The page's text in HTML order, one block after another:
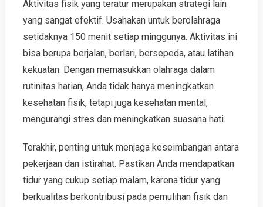
Aktivitas fisik yang teratur merupakan strategi lain
yang sangat efektif. Usahakan untuk berolahraga
setidaknya 150 menit setiap minggunya. Aktivitas ini
bisa berupa berjalan, berlari, bersepeda, atau latihan
kekuatan. Dengan memasukkan olahraga dalam
rutinitas harian, Anda tidak hanya meningkatkan
kesehatan fisik, tetapi juga kesehatan mental,
mengurangi stres dan meningkatkan suasana hati.
Terakhir, penting untuk menjaga keseimbangan antara
pekerjaan dan istirahat. Pastikan Anda mendapatkan
tidur yang cukup setiap malam, karena tidur yang
berkualitas berkontribusi pada pemulihan fisik dan